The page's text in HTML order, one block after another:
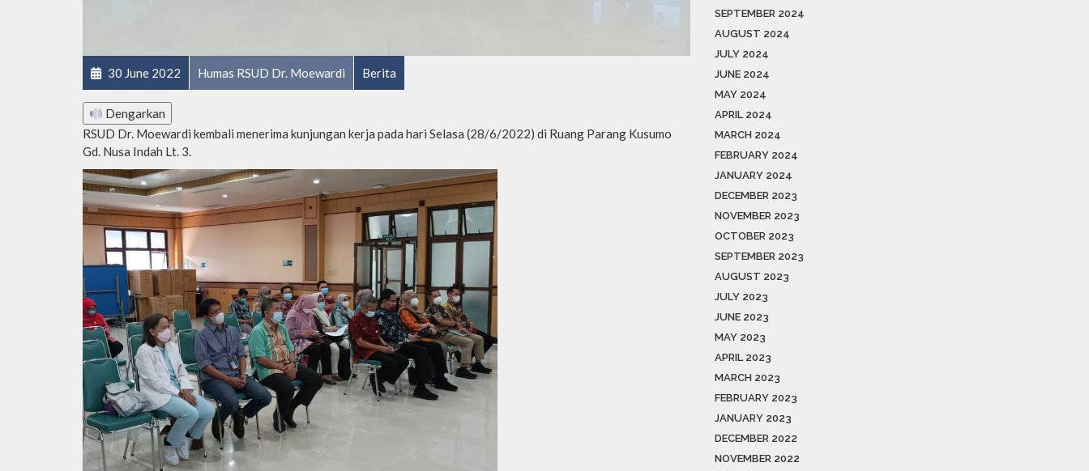
30 June 2022 Humas RSUD Dr. Moewardi Berita
Dengarkan
RSUD Dr. Moewardi kembali menerima kunjungan kerja pada hari Selasa (28/6/2022) di Ruang Parang Kusumo
Gd. Nusa Indah Lt. 3.
SEPTEMBER 2024
AUGUST 2024
JULY 2024
JUNE 2024
MAY 2024
APRIL 2024
MARCH 2024
FEBRUARY 2024
JANUARY 2024
DECEMBER 2023
NOVEMBER 2023
OCTOBER 2023
SEPTEMBER 2023
AUGUST 2023
JULY 2023
JUNE 2023
MAY 2023
APRIL 2023
MARCH 2023
FEBRUARY 2023
JANUARY 2023
DECEMBER 2022
NOVEMBER 2022